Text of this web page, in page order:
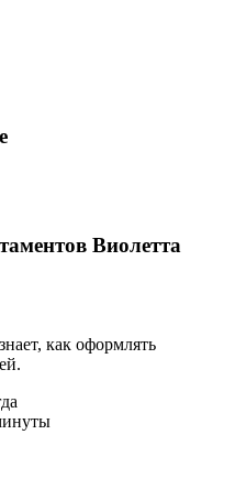
Виолетта
как оформлять